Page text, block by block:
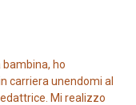
ho
carriera unendomi al
Mi realizzo